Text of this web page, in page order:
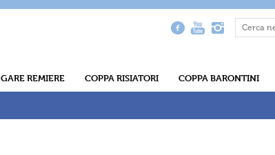
GARE REMIERE COPPA RISIATORI COPPA BARONTINI